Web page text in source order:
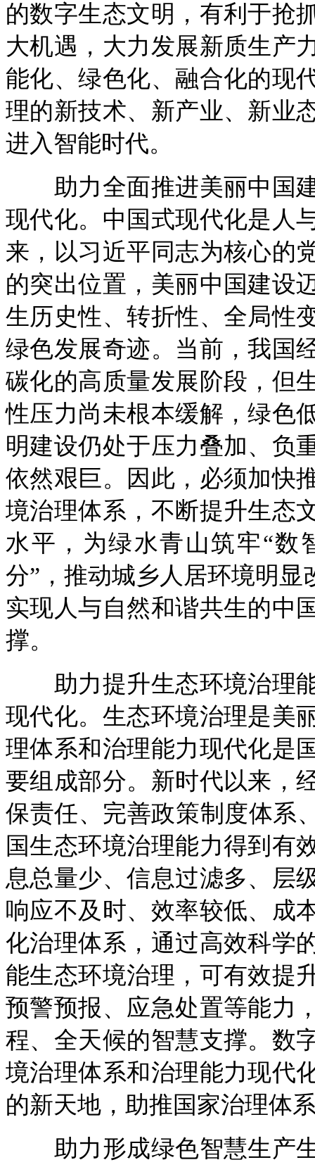
的数字生态文明，有利于抢
大机遇，大力发展新质生产
能化、绿色化、融合化的现
理的新技术、新产业、新业
进入智能时代。
助力全面推进美丽中国建
现代化。中国式现代化是人
来，以习近平同志为核心的
的突出位置，美丽中国建设
生历史性、转折性、全局性
绿色发展奇迹。当前，我国
碳化的高质量发展阶段，但
性压力尚未根本缓解，绿色
明建设仍处于压力叠加、负
依然艰巨。因此，必须加快
境治理体系，不断提升生态
水平，为绿水青山筑牢“数
分”，推动城乡人居环境明显
实现人与自然和谐共生的中
撑。
助力提升生态环境治理能
现代化。生态环境治理是美
理体系和治理能力现代化是
要组成部分。新时代以来，
保责任、完善政策制度体系
国生态环境治理能力得到有
息总量少、信息过滤多、层
响应不及时、效率较低、成
化治理体系，通过高效科学
能生态环境治理，可有效提
预警预报、应急处置等能力
程、全天候的智慧支撑。数
境治理体系和治理能力现代
的新天地，助推国家治理体
助力形成绿色智慧生产生